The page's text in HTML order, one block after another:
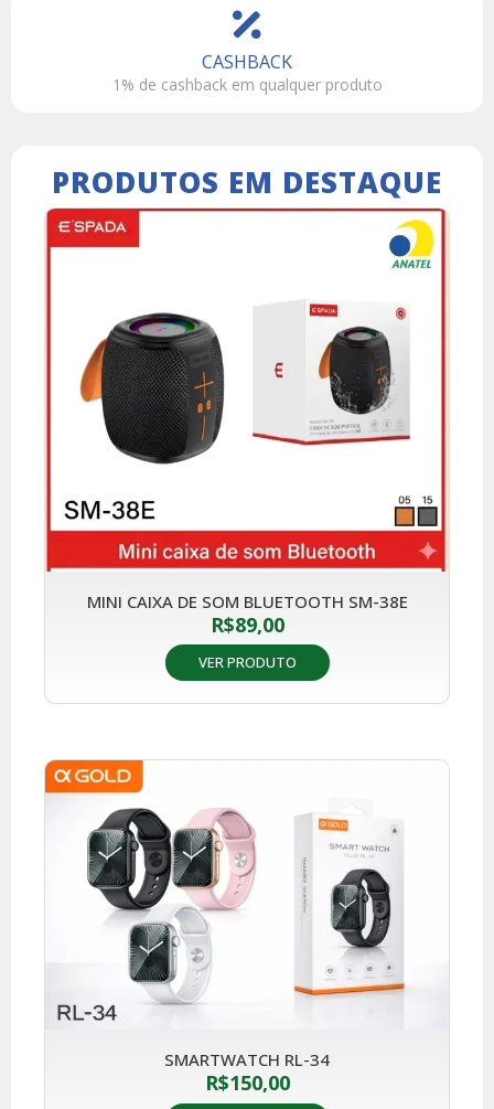
CASHBACK
1% de cashback em qualquer produto
PRODUTOS EM DESTAQUE
MINI CAIXA DE SOM BLUETOOTH SM-38E
R$89,00
VER PRODUTO
SMARTWATCH RL-34
R$150,00